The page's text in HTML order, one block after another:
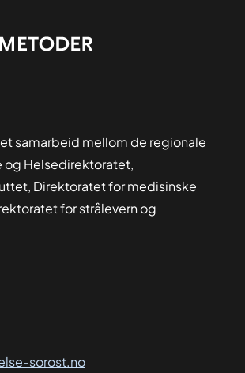
samarbeid mellom de regionale
og Helsedirektoratet,
Direktoratet for medisinske
for strålevern og
sorost.no